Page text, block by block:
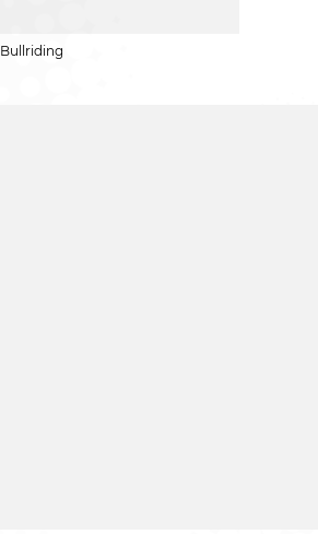
Bullriding